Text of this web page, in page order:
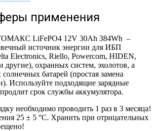
применения
LiFePO4 12V 30Ah 384Wh –
источник энергии для ИБП
Electronics, Riello, Powercom, HIDEN,
другие), охранных систем, эхолотов, а
батарей (простая замена
Используйте подходящие зарядные
срок службы аккумулятора.
необходимо проводить 1 раз в 3 месяца!
25 ± 5 °C. Хранить при отрицательных